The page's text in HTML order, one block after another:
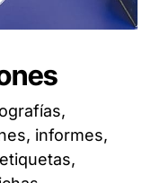
informes,